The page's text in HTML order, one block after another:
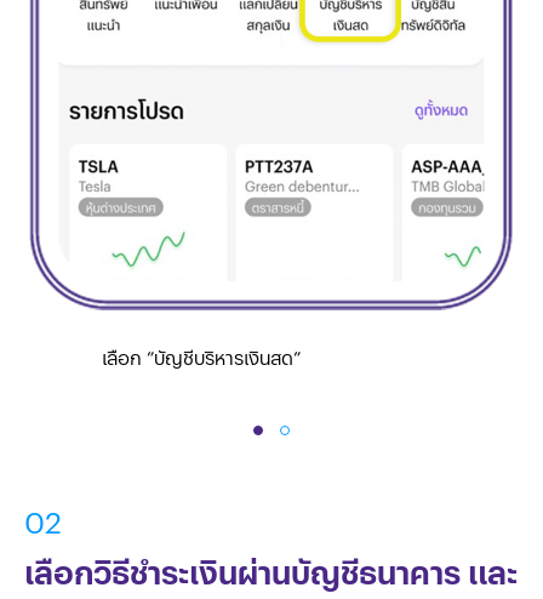
เลือก ”บัญชีบริหารเงินสด”
02
เลือกวิธีชำระเงินผ่านบัญชีธนาคาร และ